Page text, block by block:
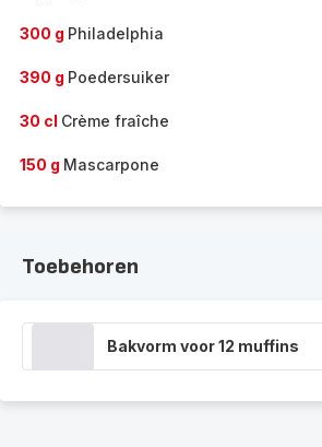
300 g Philadelphia
390 g Poedersuiker
30 cl Crème fraîche
150 g Mascarpone
Toebehoren
Bakvorm voor 12 muffins